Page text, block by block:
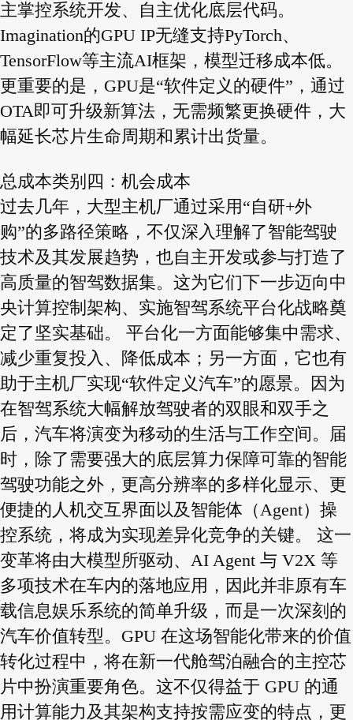
主掌控系统开发、自主优化底层代码。
Imagination的GPU IP无缝支持PyTorch、
TensorFlow等主流AI框架，模型迁移成本低。
更重要的是，GPU是“软件定义的硬件”，通过
OTA即可升级新算法，无需频繁更换硬件，大
幅延长芯片生命周期和累计出货量。
总成本类别四：机会成本
过去几年，大型主机厂通过采用“自研+外
购”的多路径策略，不仅深入理解了智能驾驶
技术及其发展趋势，也自主开发或参与打造了
高质量的智驾数据集。这为它们下一步迈向中
央计算控制架构、实施智驾系统平台化战略奠
定了坚实基础。
平台化一方面能够集中需求、
减少重复投入、降低成本；另一方面，它也有
助于主机厂实现“软件定义汽车”的愿景。因为
在智驾系统大幅解放驾驶者的双眼和双手之
后，汽车将演变为移动的生活与工作空间。届
时，除了需要强大的底层算力保障可靠的智能
驾驶功能之外，更高分辨率的多样化显示、更
便捷的人机交互界面以及智能体（Agent）操
控系统，将成为实现差异化竞争的关键。 这一
变革将由大模型所驱动、AI Agent 与 V2X 等
多项技术在车内的落地应用，因此并非原有车
载信息娱乐系统的简单升级，而是一次深刻的
汽车价值转型。GPU 在这场智能化带来的价值
转化过程中，将在新一代舱驾泊融合的主控芯
片中扮演重要角色。这不仅得益于 GPU 的通
用计算能力及其架构支持按需应变的特点，更